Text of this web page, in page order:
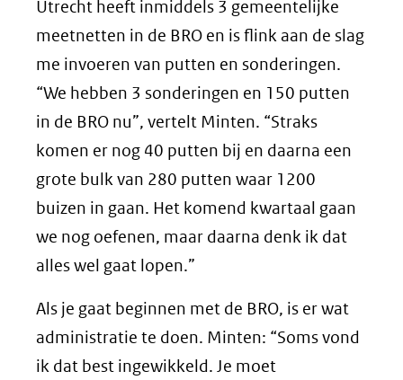
Utrecht heeft inmiddels 3 gemeentelijke
meetnetten in de BRO en is flink aan de slag
me invoeren van putten en sonderingen.
“We hebben 3 sonderingen en 150 putten
in de BRO nu”, vertelt Minten. “Straks
komen er nog 40 putten bij en daarna een
grote bulk van 280 putten waar 1200
buizen in gaan. Het komend kwartaal gaan
we nog oefenen, maar daarna denk ik dat
alles wel gaat lopen.”
Als je gaat beginnen met de BRO, is er wat
administratie te doen. Minten: “Soms vond
ik dat best ingewikkeld. Je moet